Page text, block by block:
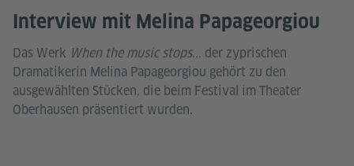
Interview mit Melina Papageorgiou
Das Werk When the music stops... der zyprischen
Dramatikerin Melina Papageorgiou gehört zu den
ausgewählten Stücken, die beim Festival im Theater
Oberhausen präsentiert wurden.